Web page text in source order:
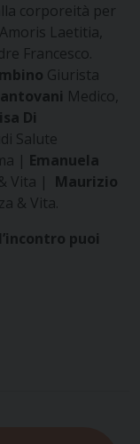
corporeità per
Amoris Laetitia
Francesco.
Giurista
Medico,
Di
Salute
| Emanuela
Vita | Maurizio
& Vita.
puoi